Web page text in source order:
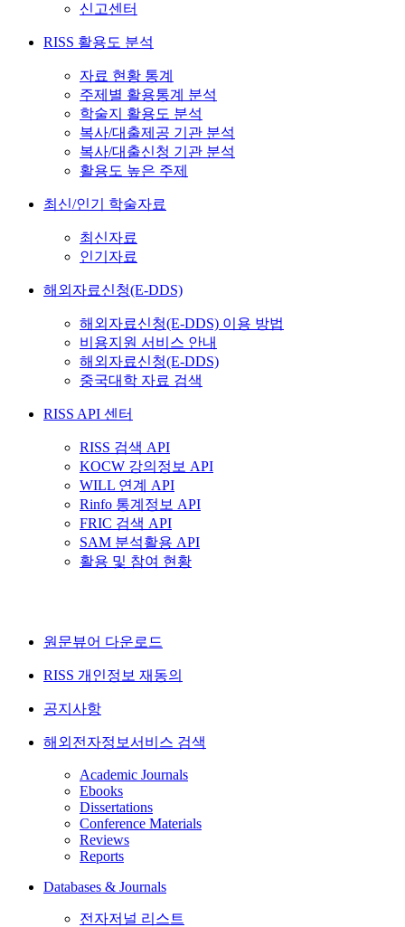
신고센터
RISS 활용도 분석
자료 현황 통계
주제별 활용통계 분석
학술지 활용도 분석
복사/대출제공 기관 분석
복사/대출신청 기관 분석
활용도 높은 주제
최신/인기 학술자료
최신자료
인기자료
해외자료신청(E-DDS)
해외자료신청(E-DDS) 이용 방법
비용지원 서비스 안내
해외자료신청(E-DDS)
중국대학 자료 검색
RISS API 센터
RISS 검색 API
KOCW 강의정보 API
WILL 연계 API
Rinfo 통계정보 API
FRIC 검색 API
SAM 분석활용 API
활용 및 참여 현황
원문뷰어 다운로드
RISS 개인정보 재동의
공지사항
해외전자정보서비스 검색
Academic Journals
Ebooks
Dissertations
Conference Materials
Reviews
Reports
Databases & Journals
전자저널 리스트